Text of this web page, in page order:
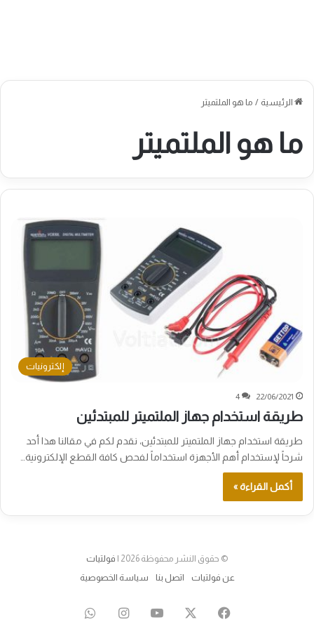
الرئيسية / ما هو الملتميتر
ما هو الملتميتر
إلكترونيات
22/06/2021
4
طريقة استخدام جهاز الملتميتر للمبتدئين
طريقة استخدام جهاز الملتميتر للمبتدئين، نقدم لكم في مقالنا هذا أحد
شرحاً لإستخدام أهم الأجهزة استخداماً لفحص كافة القطع الإلكترونية…
أكمل القراءة »
© حقوق النشر محفوظة 2026 |
فولتيات
عن فولتيات
اتصل بنا سياسة الخصوصية
فيسبوك ‫YouTubeانستقرام